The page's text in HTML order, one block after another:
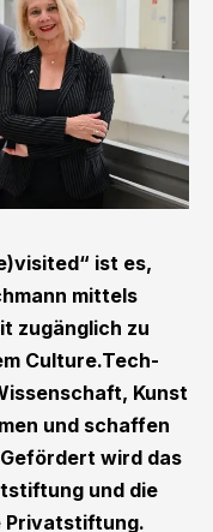
ist es,
mittels
zugänglich zu
Culture.Tech-
Kunst
und schaffen
wird das
und die
Privatstiftung.